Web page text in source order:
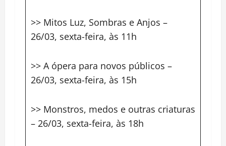
>> Mitos Luz, Sombras e Anjos –
26/03, sexta-feira, às 11h
>> A ópera para novos públicos –
26/03, sexta-feira, às 15h
>> Monstros, medos e outras criaturas
– 26/03, sexta-feira, às 18h